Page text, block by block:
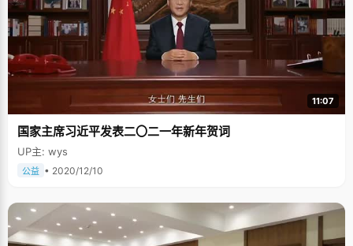
11:07
国家主席习近平发表二〇二一年新年贺词
UP主: wys
公益 • 2020/12/10